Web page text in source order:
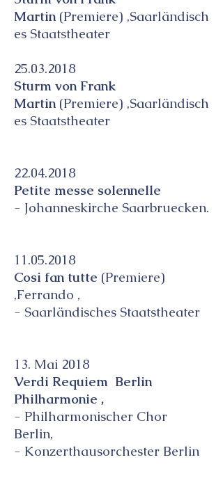
Martin (Premiere) ,Saarländisch
es Staatstheater
25.03.2018
Sturm von Frank
Martin (Premiere) ,Saarländisch
es Staatstheater
22.04.2018
Petite messe solennelle
- Johanneskirche Saarbruecken.
11.05.2018
Cosi fan tutte (Premiere)
,Ferrando ,
- Saarländisches Staatstheater
13. Mai 2018
Verdi Requiem Berlin
Philharmonie ,
- Philharmonischer Chor
Berlin,
- Konzerthausorchester Berlin